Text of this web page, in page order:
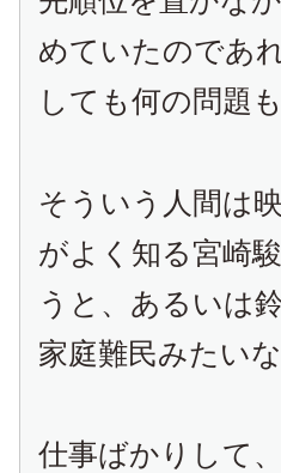
めていたのであ
しても何の問題も
そういう人間は
がよく知る宮崎
うと、あるいは
家庭難民みたいな
仕事ばかりして